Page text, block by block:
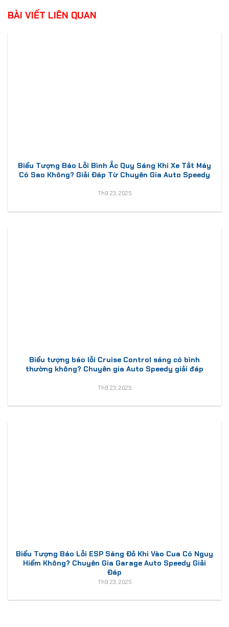
BÀI VIẾT LIÊN QUAN
Biểu Tượng Báo Lỗi Bình Ắc Quy Sáng Khi Xe Tắt Máy
Có Sao Không? Giải Đáp Từ Chuyên Gia Auto Speedy
Th9 23, 2025
Biểu tượng báo lỗi Cruise Control sáng có bình
thường không? Chuyên gia Auto Speedy giải đáp
Th9 23, 2025
Biểu Tượng Báo Lỗi ESP Sáng Đỏ Khi Vào Cua Có Nguy
Hiểm Không? Chuyên Gia Garage Auto Speedy Giải
Đáp
Th9 23, 2025